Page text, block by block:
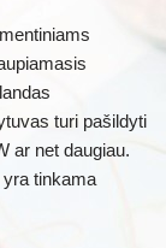
turi pašildyti
ar net daugiau.
tinkama